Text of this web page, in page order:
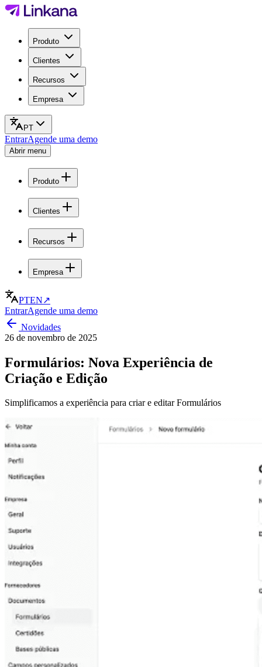
Produto
Clientes
Recursos
Empresa
PT
EntrarAgende uma demo
Abrir menu
Produto
Clientes
Recursos
Empresa
PTEN↗
EntrarAgende uma demo
Novidades
26 de novembro de 2025
Formulários: Nova Experiência de
Criação e Edição
Simplificamos a experiência para criar e editar Formulários